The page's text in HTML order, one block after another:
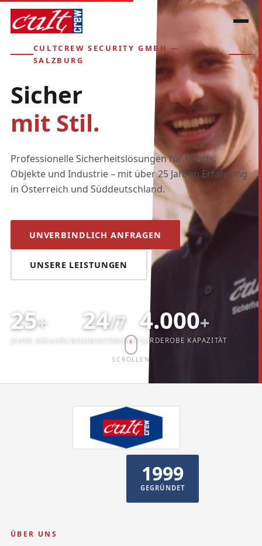
CULTCREW SECURITY GMBH —
SALZBURG
Sicher
mit Stil.
Professionelle Sicherheitslösungen für Events,
Objekte und Industrie – mit über 25 Jahren Erfahrung
in Österreich und Süddeutschland.
UNVERBINDLICH ANFRAGEN
UNSERE LEISTUNGEN
25+
JAHRE ERFAHRUNG
24/7
EINSATZBEREIT
4.000+
GARDEROBE KAPAZITÄT
SCROLLEN
1999
GEGRÜNDET
ÜBER UNS